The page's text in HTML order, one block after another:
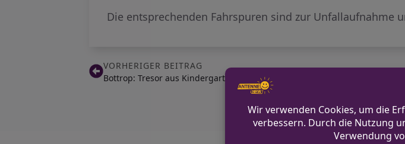
Die entsprechenden Fahrspuren sind zur Unfallaufnahme
VORHERIGER BEITRAG
Bottrop: Tresor aus Kindergarten gestohlen